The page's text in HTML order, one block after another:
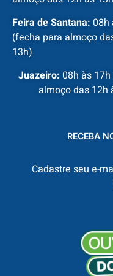
Feira de Santana: 08h
(fecha para almoço
13h)
Juazeiro: 08h às
almoço das 12h
RECEBA
Cadastre seu e-